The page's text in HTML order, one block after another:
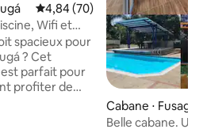
Évaluation moyenne sur la
4,84 (70)
Wifi et
spacieux pour
? Cet
parfait pour
profiter de
Cabane ⋅
Belle cabane.